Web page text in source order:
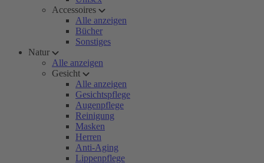
Accessoires
Alle anzeigen
Bücher
Sonstiges
Natur
Alle anzeigen
Gesicht
Alle anzeigen
Gesichtspflege
Augenpflege
Reinigung
Masken
Herren
Anti-Aging
Lippenpflege